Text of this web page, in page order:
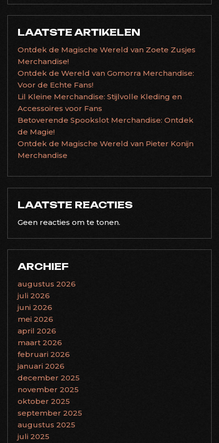
LAATSTE ARTIKELEN
Ontdek de Magische Wereld van Zoete Zusjes
Merchandise!
Ontdek de Wereld van Gomorra Merchandise:
Voor de Echte Fans!
Lil Kleine Merchandise: Stijlvolle Kleding en
Accessoires voor Fans
Betoverende Spookslot Merchandise: Ontdek
de Magie!
Ontdek de Magische Wereld van Pieter Konijn
Merchandise
LAATSTE REACTIES
Geen reacties om te tonen.
ARCHIEF
augustus 2026
juli 2026
juni 2026
mei 2026
april 2026
maart 2026
februari 2026
januari 2026
december 2025
november 2025
oktober 2025
september 2025
augustus 2025
juli 2025